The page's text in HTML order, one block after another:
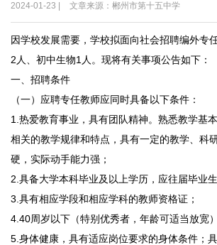
2024-01-23 | 文章来源：郴州市第十五中学
因学校发展需要，学校拟面向社会招聘编外专
2人、初中生物1人。现将有关事项公告如下：
一、招聘条件
（一）应聘专任教师应同时具备以下条件：
1.热爱教育事业，具有团队精神。熟悉教学基
相关的教学规律和特点，具有一定的教学、科
硬，实际动手能力强；
2.具备大学本科毕业及以上学历，应往届毕业生
3.具有相应学段和相应学科的教师资格证；
4.40周岁以下（特别优秀者，年龄可适当放宽）
5.身体健康，具有适应岗位要求的身体条件；